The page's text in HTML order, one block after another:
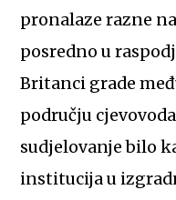
pronalaze razne
posredno u
Britanci grade
području
sudjelovanje bilo
institucija u